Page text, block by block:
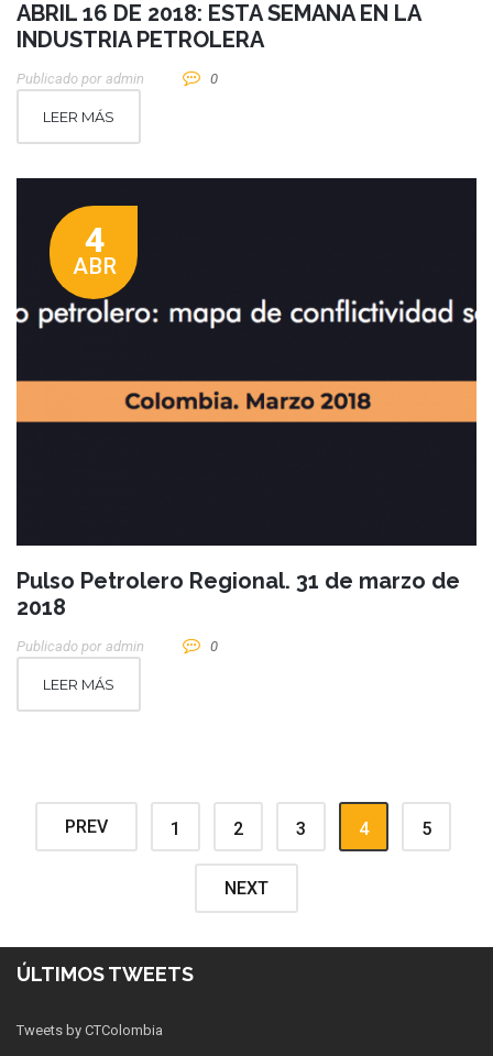
ABRIL 16 DE 2018: ESTA SEMANA EN LA
INDUSTRIA PETROLERA
Publicado por Admin 0
LEER MÁS
4
ABR
Pulso Petrolero Regional. 31 de marzo de
2018
Publicado por Admin 0
LEER MÁS
PREV 1 2 3 4 5
NEXT
ÚLTIMOS TWEETS
Tweets by CTColombia